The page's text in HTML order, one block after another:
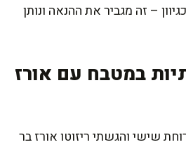
– זה מגביר את ההנאה ונותן
במטבח עם אורז
שישי והגשתי ריזוטו אורז בר